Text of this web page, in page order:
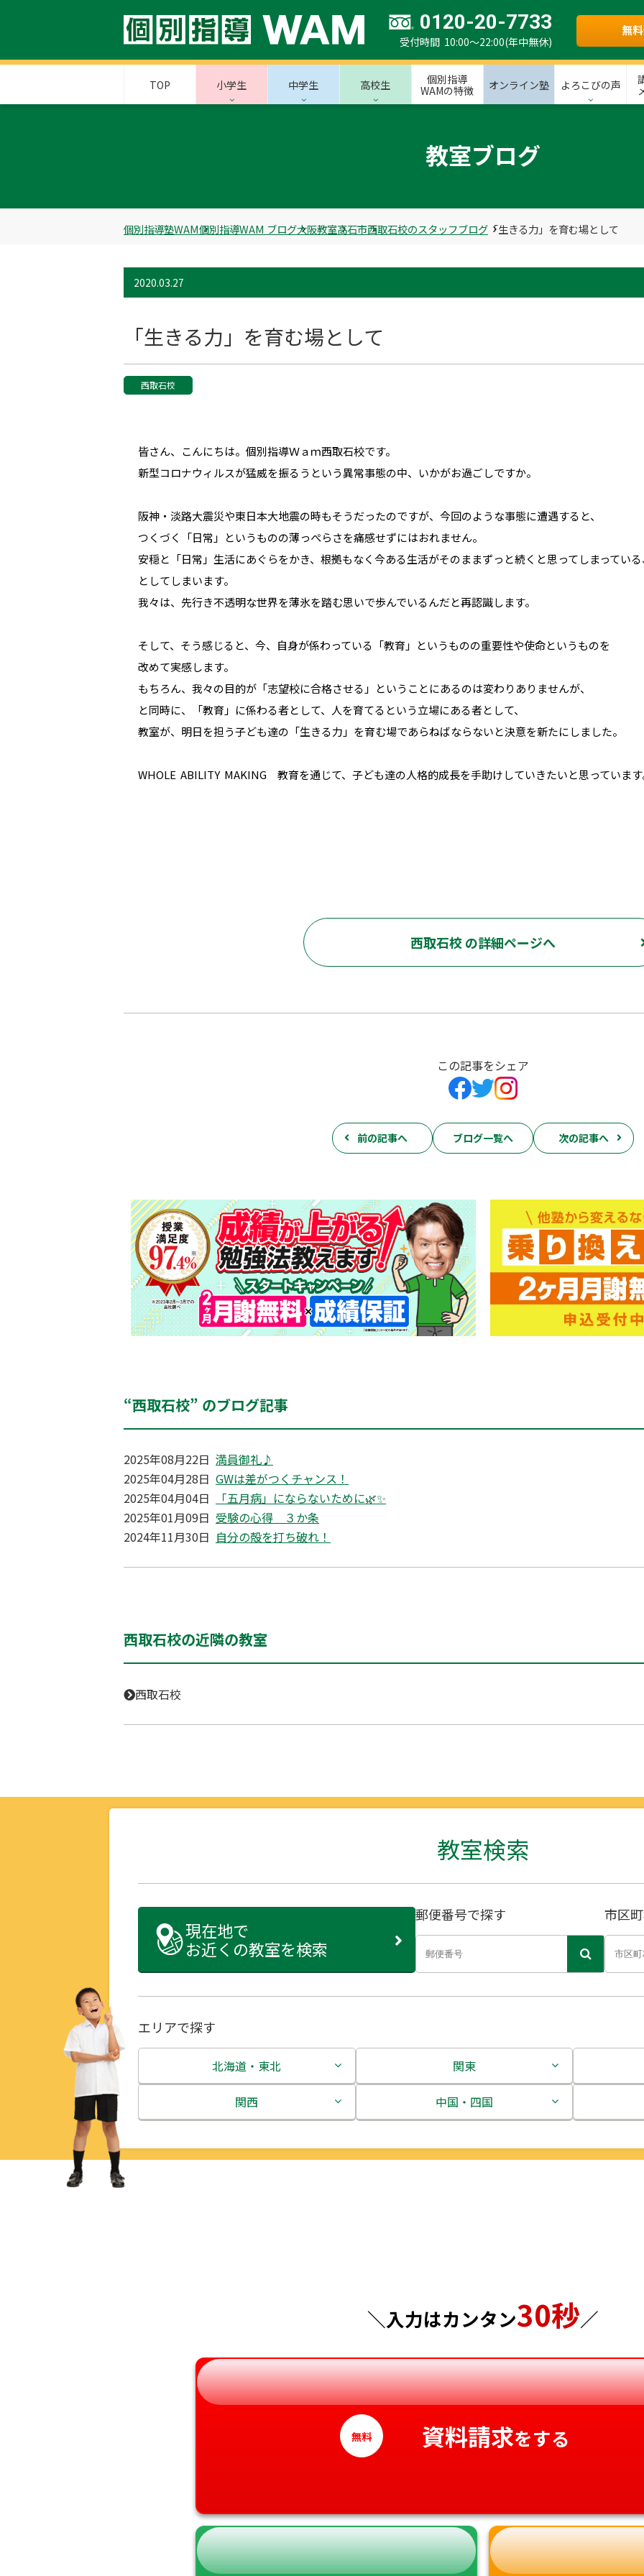
0120-20-7733
受付時間 10:00～22:00(年中無休)
無
TOP 小学生 中学生 高校生
個別指導
WAMの特徴
オンライン塾 よろこびの声
教室ブログ
個別指導塾WAM個別指導WAM ブログ大阪教室高石市西取石校のスタッフブログ 「生きる力」を育む場として
2020.03.27
「生きる力」を育む場として
西取石校
皆さん、こんにちは。個別指導Ｗａｍ西取石校です。
新型コロナウィルスが猛威を振るうという異常事態の中、いかがお過ごしですか。
阪神・淡路大震災や東日本大地震の時もそうだったのですが、今回のような事態に遭遇すると、
つくづく「日常」というものの薄っぺらさを痛感せずにはおれません。
安穏と「日常」生活にあぐらをかき、根拠もなく今ある生活がそのままずっと続くと思ってしまってい
としてしまいます。
我々は、先行き不透明な世界を薄氷を踏む思いで歩んでいるんだと再認識します。
そして、そう感じると、今、自身が係わっている「教育」というものの重要性や使命というものを
改めて実感します。
もちろん、我々の目的が「志望校に合格させる」ということにあるのは変わりありませんが、
と同時に、「教育」に係わる者として、人を育てるという立場にある者として、
教室が、明日を担う子ども達の「生きる力」を育む場であらねばならないと決意を新たにしました。
WHOLE ABILITY MAKING 教育を通じて、子ども達の人格的成長を手助けしていきたいと思っていま
西取石校 の詳細ページへ
この記事をシェア
前の記事へ ブログ一覧へ 次の記事へ
“西取石校” のブログ記事
2025年08月22日 満員御礼♪
2025年04月28日 GWは差がつくチャンス！
2025年04月04日
「五月病」にならないために🌿✨
2025年01月09日 受験の心得 ３か条
2024年11月30日 自分の殻を打ち破れ！
西取石校の近隣の教室
西取石校
教室検索
現在地で
お近くの教室を検索
郵便番号で探す 市区
エリアで探す
北海道・東北
北海道
関東
茨城県
神奈川県
関西
中国・四国
徳島県
愛媛県
＼入力はカンタン30秒／
無料 資料請求をする